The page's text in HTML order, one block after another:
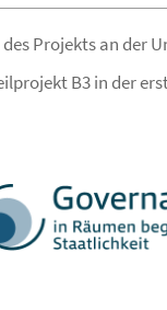
Projekts an der
B3 in der